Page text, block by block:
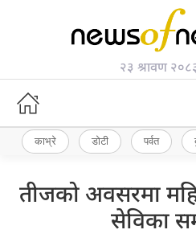
२३ श्रावण
काभ्रे डोटी पर्वत
तीजको अवसरमा
सेविका